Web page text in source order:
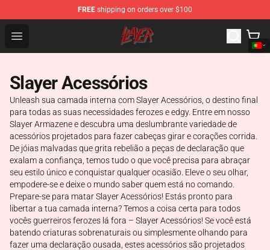
FREE shipping on orders over $100
Open menu
Slayer Store - Official Slayer Merchandise Shop
Slayer Acessórios
Unleash sua camada interna com Slayer Acessórios, o destino final
para todas as suas necessidades ferozes e edgy. Entre em nosso
Slayer Armazene e descubra uma deslumbrante variedade de
acessórios projetados para fazer cabeças girar e corações corrida.
De jóias malvadas que grita rebelião a peças de declaração que
exalam a confiança, temos tudo o que você precisa para abraçar
seu estilo único e conquistar qualquer ocasião. Eleve o seu olhar,
empodere-se e deixe o mundo saber quem está no comando.
Prepare-se para matar Slayer Acessórios! Estás pronto para
libertar a tua camada interna? Temos a coisa certa para todos
vocês guerreiros ferozes lá fora – Slayer Acessórios! Se você está
batendo criaturas sobrenaturais ou simplesmente olhando para
fazer uma declaração ousada, estes acessórios são projetados